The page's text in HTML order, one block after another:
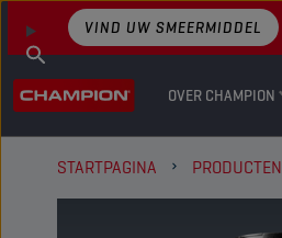
OVER CHAMPION
VIND UW SMEERMIDDEL
STARTPAGINA PRODUCTEN